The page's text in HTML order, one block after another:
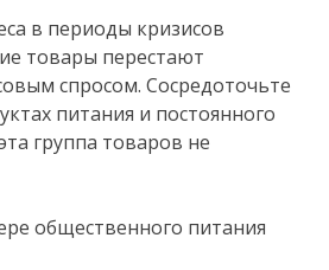
в периоды кризисов
товары перестают
спросом. Сосредоточьте
питания и постоянного
группа товаров не
общественного питания